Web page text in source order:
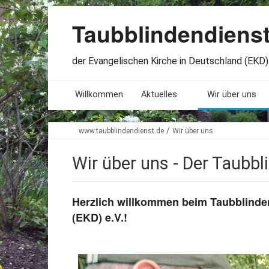
der Evangelischen Kirche in Deutschland (EKD)
Willkommen Aktuelles
Seminare. Termine
Stellenangebote
Wir über uns
Leitlinien
Geschichte
www.taubblindendienst.de / Wir über uns
Wir über uns - Der
Herzlich willkommen beim
(EKD) e.V.!